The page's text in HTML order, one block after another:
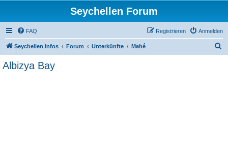
Seychellen Forum
FAQ Anmelden
Registrieren
Seychellen Infos Forum Unterkünfte Mahé
Albizya Bay